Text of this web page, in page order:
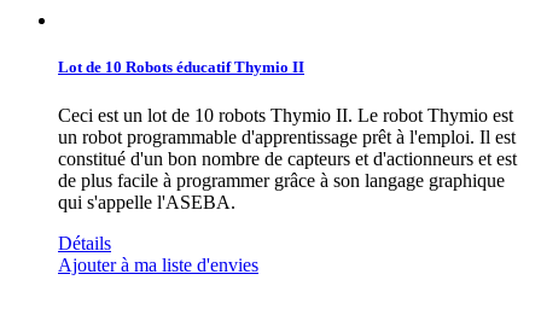
Lot de 10 Robots éducatif Thymio II
Ceci est un lot de 10 robots Thymio II. Le robot Thymio est
un robot programmable d'apprentissage prêt à l'emploi. Il est
constitué d'un bon nombre de capteurs et d'actionneurs et est
de plus facile à programmer grâce à son langage graphique
qui s'appelle l'ASEBA.
Détails
Ajouter à ma liste d'envies